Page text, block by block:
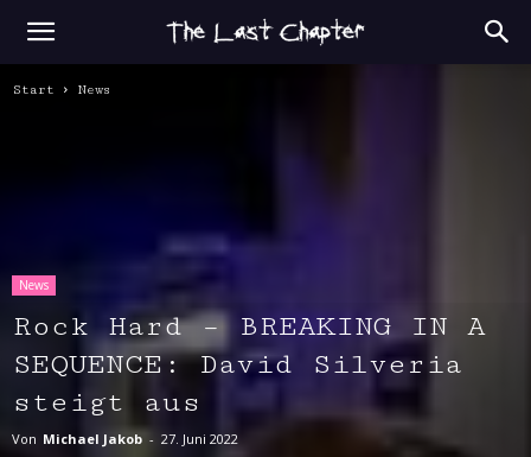
Start News
News
Rock Hard – BREAKING IN A
SEQUENCE: David Silveria
steigt aus
Von Michael Jakob - 27. Juni 2022